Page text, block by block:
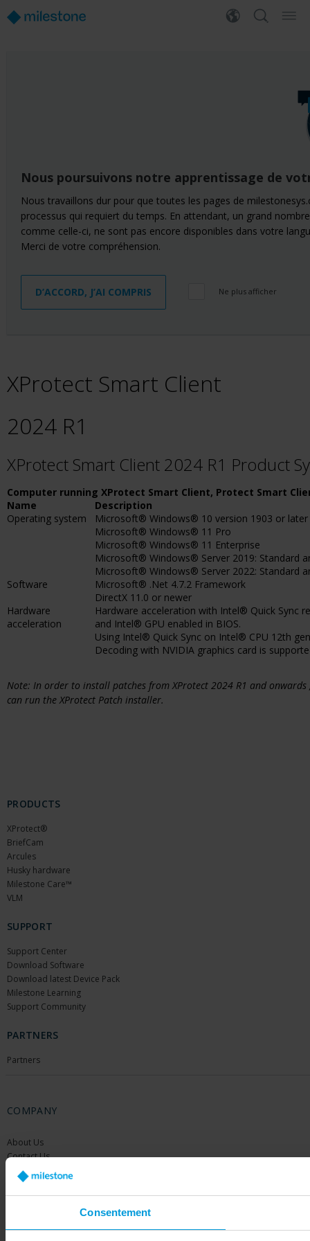
Consentement
Nous poursuivons notre apprentissage de
Nous travaillons dur pour que toutes les pages de
processus qui requiert du temps. En attendant, un grand
comme celle-ci, ne sont pas encore disponibles dans votre
Merci de votre compréhension.
D’ACCORD, J’AI COMPRIS Ne plus afficher
XProtect Smart Client
2024 R1
XProtect Smart Client 2024 R1 Product
Computer running XProtect Smart Client, Protect Smart
Name
Description
Operating system
Microsoft® Windows® 10 version 1903 or later
Microsoft® Windows® 11 Pro
Microsoft® Windows® 11 Enterprise
Microsoft® Windows® Server 2019: Standard
Microsoft® Windows® Server 2022: Standard
Software
Microsoft® .Net 4.7.2 Framework
DirectX 11.0 or newer
Hardware
acceleration
Hardware acceleration with Intel® Quick Sync
and Intel® GPU enabled in BIOS.
Using Intel® Quick Sync on Intel® CPU 12th
Decoding with NVIDIA graphics card is
Note: In order to install patches from XProtect 2024 R1 and
can run the XProtect Patch installer.
PRODUCTS
XProtect®
BriefCam
Arcules
Husky hardware
Milestone Care™
VLM
SUPPORT
Support Center
Download Software
Download latest Device Pack
Milestone Learning
Support Community
PARTNERS
Partners
COMPANY
About Us
Contact Us
Offices
Careers
Share your feedback